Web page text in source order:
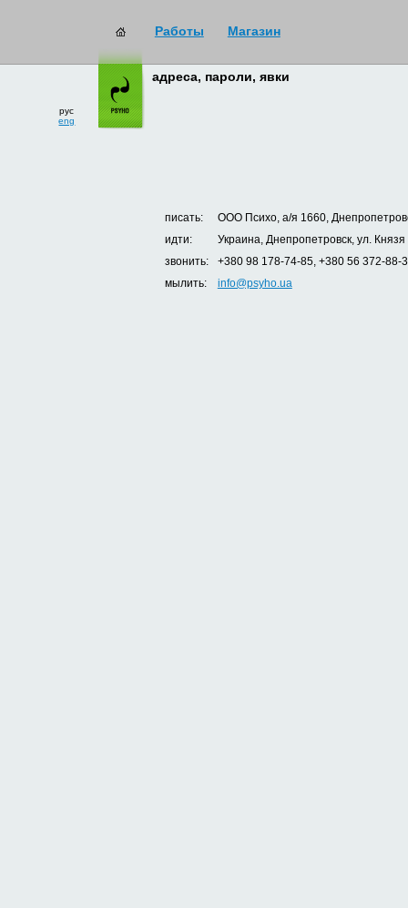
Работы Магазин
рус
eng
адреса, пароли, явки
писать:
ООО Психо, а/я 1660,
идти:
Украина, Днепропетровск, ул.
звонить:
+380 98 178-74-85, +380 56 372-88-
мылить:
info@psyho.ua